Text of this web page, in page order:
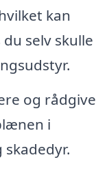
kan
selv skulle
og rådgive
i